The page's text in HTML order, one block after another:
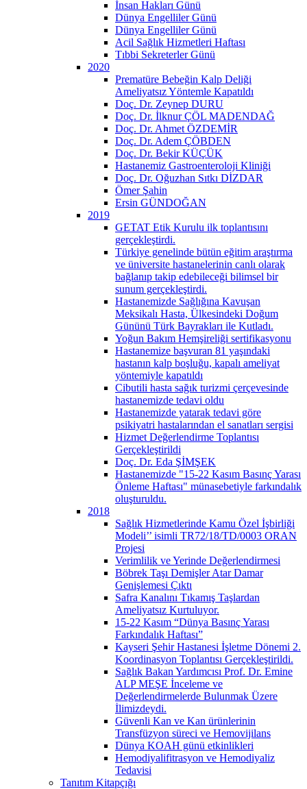
İnsan Hakları Günü
Dünya Engelliler Günü
Dünya Engelliler Günü
Acil Sağlık Hizmetleri Haftası
Tıbbi Sekreterler Günü
2020
Prematüre Bebeğin Kalp Deliği
Ameliyatsız Yöntemle Kapatıldı
Doç. Dr. Zeynep DURU
Doç. Dr. İlknur ÇÖL MADENDAĞ
Doç. Dr. Ahmet ÖZDEMİR
Doç. Dr. Adem ÇÖBDEN
Doç. Dr. Bekir KÜÇÜK
Hastanemiz Gastroenteroloji Kliniği
Doç. Dr. Oğuzhan Sıtkı DİZDAR
Ömer Şahin
Ersin GÜNDOĞAN
2019
GETAT Etik Kurulu ilk toplantısını
gerçekleştirdi.
Türkiye genelinde bütün eğitim araştırma
ve üniversite hastanelerinin canlı olarak
bağlanıp takip edebileceği bilimsel bir
sunum gerçekleştirdi.
Hastanemizde Sağlığına Kavuşan
Meksikalı Hasta, Ülkesindeki Doğum
Gününü Türk Bayrakları ile Kutladı.
Yoğun Bakım Hemşireliği sertifikasyonu
Hastanemize başvuran 81 yaşındaki
hastanın kalp boşluğu, kapalı ameliyat
yöntemiyle kapatıldı
Cibutili hasta sağık turizmi çerçevesinde
hastanemizde tedavi oldu
Hastanemizde yatarak tedavi göre
psikiyatri hastalarından el sanatları sergisi
Hizmet Değerlendirme Toplantısı
Gerçekleştirildi
Doç. Dr. Eda ŞİMŞEK
Hastanemizde "15-22 Kasım Basınç Yarası
Önleme Haftası" münasebetiyle farkındalık
oluşturuldu.
2018
Sağlık Hizmetlerinde Kamu Özel İşbirliği
Modeli’’ isimli TR72/18/TD/0003 ORAN
Projesi
Verimlilik ve Yerinde Değerlendirmesi
Böbrek Taşı Demişler Atar Damar
Genişlemesi Çıktı
Safra Kanalını Tıkamış Taşlardan
Ameliyatsız Kurtuluyor.
15-22 Kasım “Dünya Basınç Yarası
Farkındalık Haftası”
Kayseri Şehir Hastanesi İşletme Dönemi 2.
Koordinasyon Toplantısı Gerçekleştirildi.
Sağlık Bakan Yardımcısı Prof. Dr. Emine
ALP MEŞE İnceleme ve
Değerlendirmelerde Bulunmak Üzere
İlimizdeydi.
Güvenli Kan ve Kan ürünlerinin
Transfüzyon süreci ve Hemovijilans
Dünya KOAH günü etkinlikleri
Hemodiyalifitrasyon ve Hemodiyaliz
Tedavisi
Tanıtım Kitapçığı